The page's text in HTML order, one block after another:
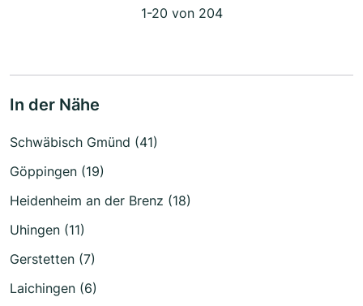
1-20 von 204
In der Nähe
Schwäbisch Gmünd (41)
Göppingen (19)
Heidenheim an der Brenz (18)
Uhingen (11)
Gerstetten (7)
Laichingen (6)